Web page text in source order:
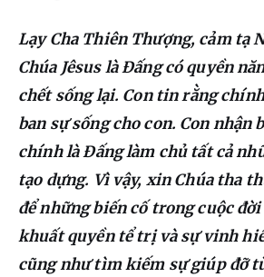
Lạy Cha Thiên Thượng, cảm tạ
Chúa Jêsus là Đấng có quyền
chết sống lại. Con tin rằng
ban sự sống cho con. Con nhận
chính là Đấng làm chủ tất cả
tạo dựng. Vì vậy, xin Chúa tha
để những biến cố trong cuộc
khuất quyền tể trị và sự vinh
cũng như tìm kiếm sự giúp đỡ